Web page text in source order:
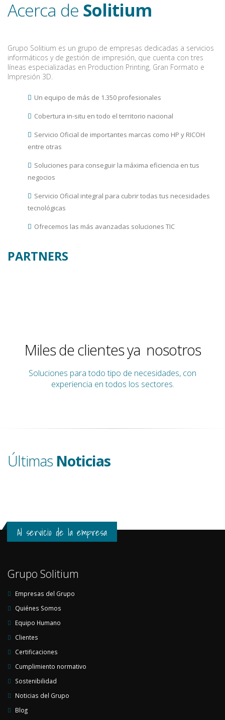
Acerca de Solitium
Grupo Solitium es un grupo de empresas dedicadas a servicios
informáticos y de gestión de impresión, que cuenta con tres
líneas especializadas en Production Printing, Gran Formato e
Impresión 3D.
Un equipo de más de 1.350 profesionales
Cobertura in-situ en todo el territorio nacional
Servicio Oficial de importantes marcas como HP y RICOH
entre otras
Soluciones para conseguir la máxima eficiencia en tus
negocios
Servicio Oficial integral para cubrir todas tus necesidades
tecnológicas
Ofrecemos las más avanzadas soluciones TIC
PARTNERS
Miles de clientes ya avanzan
nosotros
Soluciones para todo tipo de necesidades, con
experiencia en todos los sectores.
Últimas Noticias
Al servicio de la empresa
Grupo Solitium
Empresas del Grupo
Quiénes Somos
Equipo Humano
Clientes
Certificaciones
Cumplimiento normativo
Sostenibilidad
Noticias del Grupo
Blog